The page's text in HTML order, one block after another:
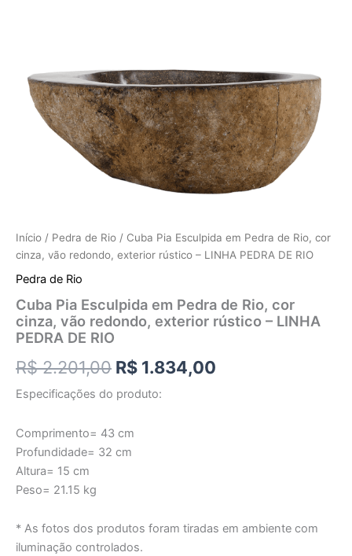
Início / Pedra de Rio / Cuba Pia Esculpida em Pedra de Rio, cor
cinza, vão redondo, exterior rústico – LINHA PEDRA DE RIO
Pedra de Rio
Cuba Pia Esculpida em Pedra de Rio, cor
cinza, vão redondo, exterior rústico – LINHA
PEDRA DE RIO
R$2.201,00 R$ 1.834,00
Especificações do produto:
Comprimento= 43 cm
Profundidade= 32 cm
Altura= 15 cm
Peso= 21.15 kg
* As fotos dos produtos foram tiradas em ambiente com
iluminação controlados.